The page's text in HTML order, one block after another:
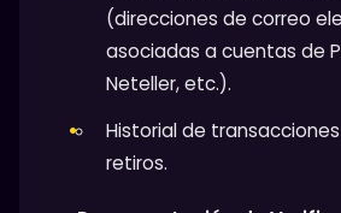
(direcciones de correo
asociadas a cuentas de
Neteller, etc.).
Historial de
retiros.